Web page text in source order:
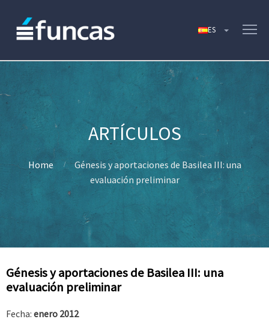
Home
Génesis y aportaciones de Basilea III: una
evaluación preliminar
Génesis y aportaciones de Basilea III: una
evaluación preliminar
Fecha: enero 2012